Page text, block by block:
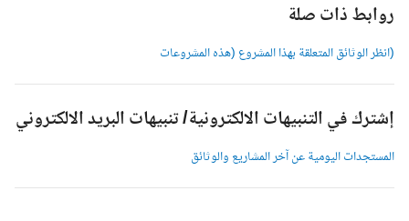
روابط ذات صلة
(انظر الوثائق المتعلقة بهذا المشروع (هذه المشروعات
إشترك في التنبيهات الالكترونية/ تنبيهات البريد الالكتروني
المستجدات اليومية عن آخر المشاريع والوثائق